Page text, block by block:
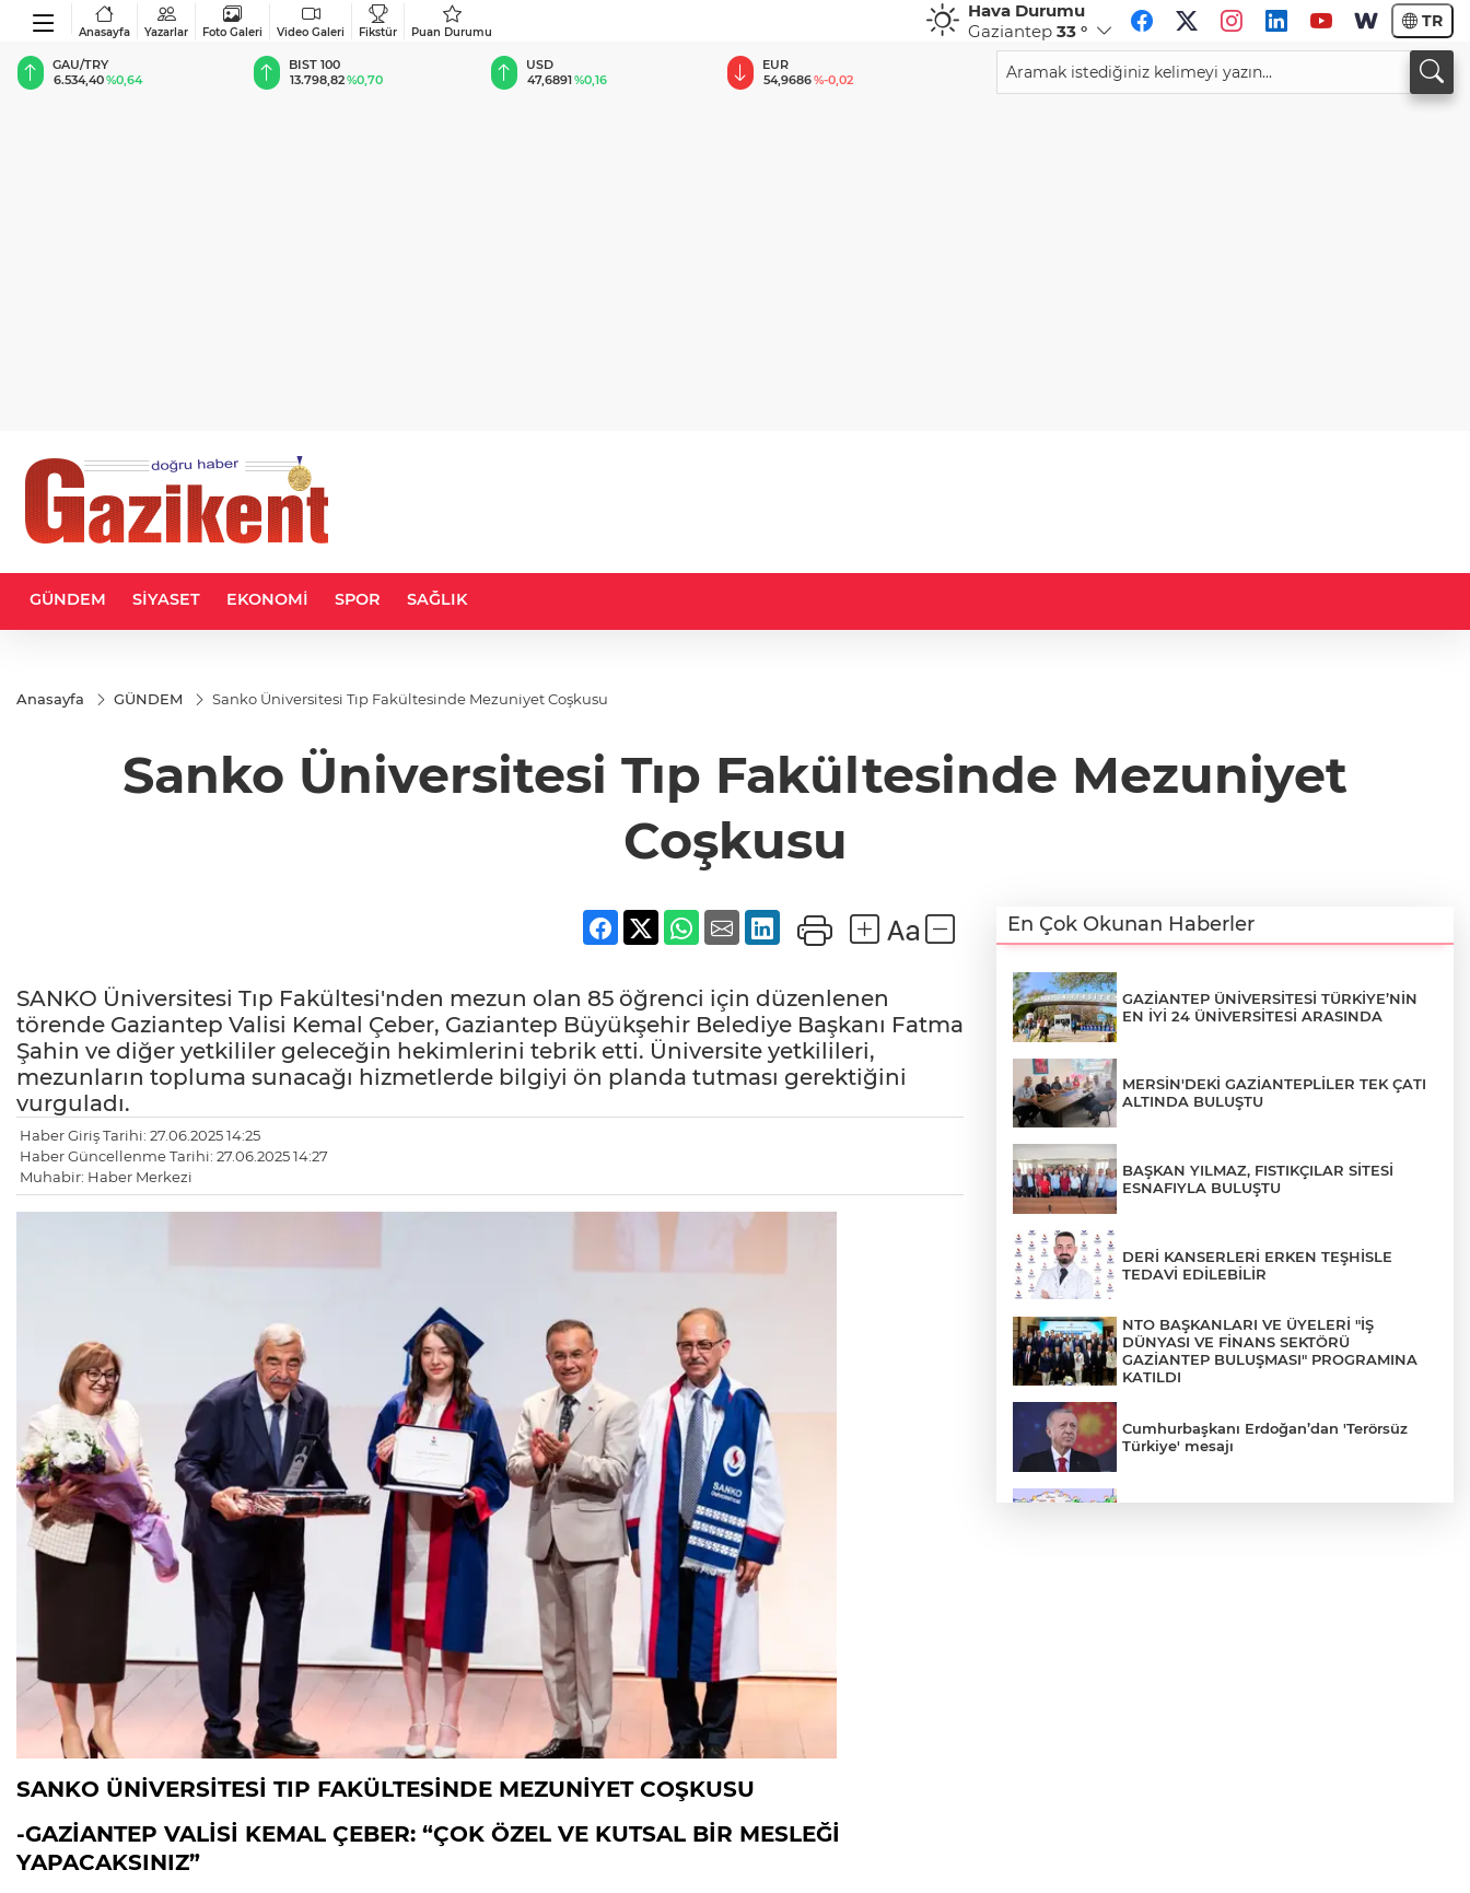
Anasayfa Yazarlar Foto Galeri Video Galeri Fikstür Puan Durumu
Hava Durumu
Gaziantep 33 ° TR
BIST 100
13.798,82%0,70
USD
47,6891%0,16
EUR
54,9686 %-0,02
GBP
64,1895%0,07
CHF
58,6654%0,19
34,0126
GÜNDEM SİYASET EKONOMİ SPOR SAĞLIK
Anasayfa GÜNDEM Sanko Üniversitesi Tıp Fakültesinde Mezuniyet Coşkusu
Sanko Üniversitesi Tıp Fakültesinde Mezuniyet
Coşkusu
SANKO Üniversitesi Tıp Fakültesi'nden mezun olan 85 öğrenci için düzenlenen
törende Gaziantep Valisi Kemal Çeber, Gaziantep Büyükşehir Belediye Başkanı Fatma
Şahin ve diğer yetkililer geleceğin hekimlerini tebrik etti. Üniversite yetkilileri,
mezunların topluma sunacağı hizmetlerde bilgiyi ön planda tutması gerektiğini
vurguladı.
Haber Giriş Tarihi: 27.06.2025 14:25
Haber Güncellenme Tarihi: 27.06.2025 14:27
Muhabir: Haber Merkezi
SANKO ÜNİVERSİTESİ TIP FAKÜLTESİNDE MEZUNİYET COŞKUSU
-GAZİANTEP VALİSİ KEMAL ÇEBER: “ÇOK ÖZEL VE KUTSAL BİR MESLEĞİ
YAPACAKSINIZ”
En Çok Okunan Haberler
GAZİANTEP ÜNİVERSİTESİ TÜRKİYE’NİN
EN İYİ 24 ÜNİVERSİTESİ ARASINDA
MERSİN'DEKİ GAZİANTEPLİLER TEK ÇATI
ALTINDA BULUŞTU
BAŞKAN YILMAZ, FISTIKÇILAR SİTESİ
ESNAFIYLA BULUŞTU
DERİ KANSERLERİ ERKEN TEŞHİSLE
TEDAVİ EDİLEBİLİR
NTO BAŞKANLARI VE ÜYELERİ "İŞ
DÜNYASI VE FİNANS SEKTÖRÜ
GAZİANTEP BULUŞMASI" PROGRAMINA
KATILDI
Cumhurbaşkanı Erdoğan’dan 'Terörsüz
Türkiye' mesajı